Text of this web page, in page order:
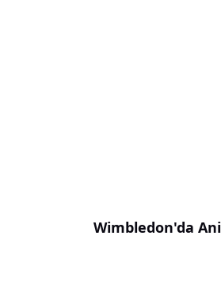
Wimbledon'da